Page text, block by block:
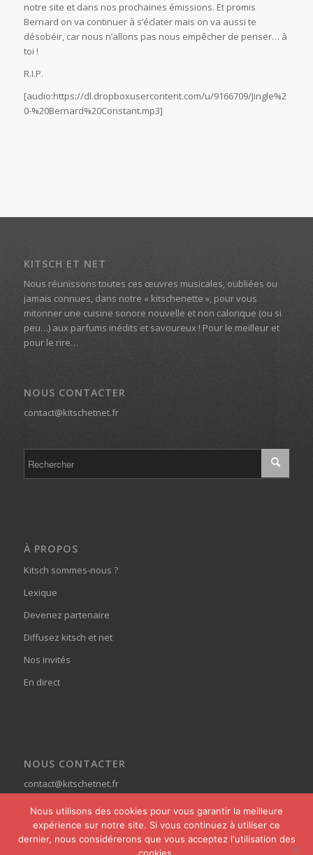
notre site et dans nos prochaines émissions. Et promis
Bernard on va continuer à s’éclater mais on va aussi te
désobéir, car nous n’allons pas nous empêcher de penser… à
toi !
R.I.P.
[audio:https://dl.dropboxusercontent.com/u/9166709/Jingle%2
0-%20Bernard%20Constant.mp3]
KITSCH ET NET
Nous réunissons toutes ces œuvres musicales, oubliées ou
jamais connues, dans notre « kitschenette », pour vous
mitonner une cuisine sonore nouvelle et non calorique (ou si
peu…) aux parfums inédits et savoureux ! Pour le meilleur et
pour le rire…
NOUS CONTACTER
contact@kitschetnet.fr
À PROPOS
Kitsch sommes-nous ?
Lexique
Devenez partenaire
Diffusez kitsch et net
Nos invités
En direct
NOUS CONTACTER
contact@kitschetnet.fr
Nous utilisons des cookies pour vous garantir la meilleure
expérience sur notre site. Si vous continuez à utiliser ce
dernier, nous considérerons que vous acceptez l'utilisation des